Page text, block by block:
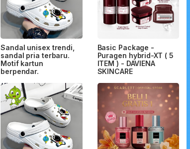
Sandal unisex trendi,
sandal pria terbaru.
Motif kartun
berpendar.
Basic Package -
Puragen hybrid-XT ( 5
ITEM ) - DAVIENA
SKINCARE